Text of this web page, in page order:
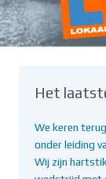
Het
We keren
onder leiding
Wij zijn